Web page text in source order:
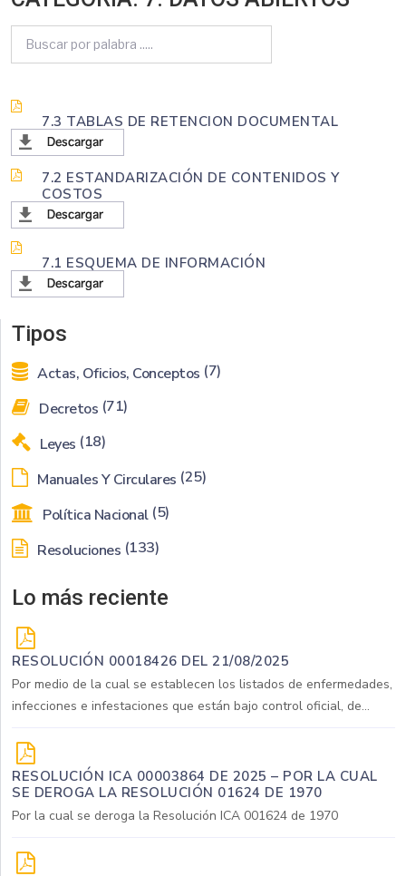
7.3 TABLAS DE RETENCION DOCUMENTAL
7.2 ESTANDARIZACIÓN DE CONTENIDOS Y
COSTOS
7.1 ESQUEMA DE INFORMACIÓN
Tipos
Actas, Oficios, Conceptos (7)
Decretos (71)
Leyes (18)
Manuales Y Circulares (25)
Política Nacional (5)
Resoluciones (133)
Lo más reciente
RESOLUCIÓN 00018426 DEL 21/08/2025
Por medio de la cual se establecen los listados de enfermedades,
infecciones e infestaciones que están bajo control oficial, de...
RESOLUCIÓN ICA 00003864 DE 2025 – POR LA CUAL
SE DEROGA LA RESOLUCIÓN 01624 DE 1970
Por la cual se deroga la Resolución ICA 001624 de 1970